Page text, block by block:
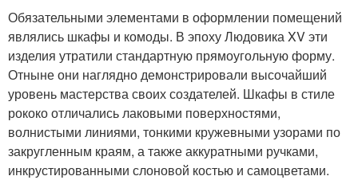
Обязательными элементами в оформлении помещений
являлись шкафы и комоды. В эпоху Людовика XV эти
изделия утратили стандартную прямоугольную форму.
Отныне они наглядно демонстрировали высочайший
уровень мастерства своих создателей. Шкафы в стиле
рококо отличались лаковыми поверхностями,
волнистыми линиями, тонкими кружевными узорами по
закругленным краям, а также аккуратными ручками,
инкрустированными слоновой костью и самоцветами.